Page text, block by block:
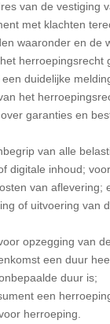
van de vestiging
met klachten
waaronder en de
herroepingsrecht
duidelijke
het
garanties en
van alle
digitale inhoud;
van aflevering;
of uitvoering van
opzegging van
een duur
duur is;
een
herroeping.